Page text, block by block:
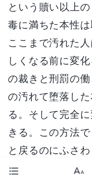
という贖い以上
毒に満ちた本性は
ここまで汚れた
しくなる前に変
の裁きと刑罰の
の汚れて堕落し
る。そして完全
きる。この方法
と戻るのにふさ
今日なされるす